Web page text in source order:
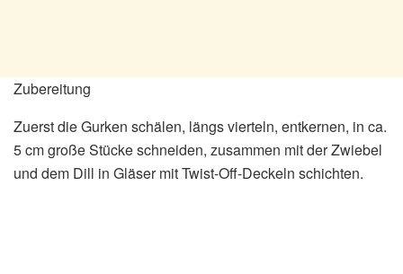
Zubereitung
Zuerst die Gurken schälen, längs vierteln, entkernen, in ca.
5 cm große Stücke schneiden, zusammen mit der Zwiebel
und dem Dill in Gläser mit Twist-Off-Deckeln schichten.